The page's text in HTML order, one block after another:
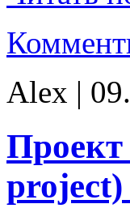
Alex |
Проект
project)